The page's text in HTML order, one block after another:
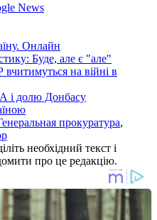
News
Онлайн
Буде, але є "але"
на війні в
і долю Донбасу
прокуратура,
необхідний текст і
про це редакцію.